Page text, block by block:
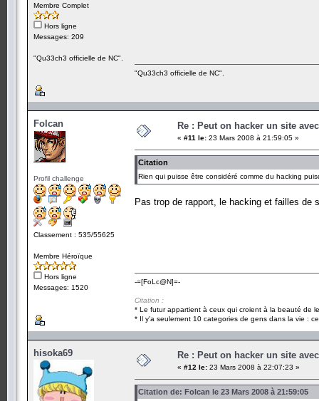
Membre Complet
Hors ligne
Messages: 209
"Qu33ch3 officielle de NC".
"Qu33ch3 officielle de NC".
Folcan
Profil challenge
Classement : 535/55625
Membre Héroïque
Hors ligne
Messages: 1520
Re : Peut on hacker un site
« #11 le: 23 Mars 2008 à 21:59:05 »
Citation
Rien qui puisse être considéré comme du hacking
Pas trop de rapport, le hacking et failles de
-=[FoLc@N]=-
Citation :
* Le futur appartient à ceux qui croient à la beauté de
* Il y'a seulement 10 categories de gens dans la vie :
hisoka69 Re : Peut on hacker un site
« #12 le: 23 Mars 2008 à 22:07:23 »
Citation de: Folcan le 23 Mars 2008 à 21:59:05